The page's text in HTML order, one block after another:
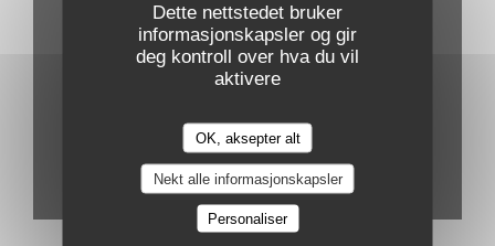
Dette nettstedet bruker
informasjonskapsler og gir
deg kontroll over hva du vil
aktivere
OK, aksepter alt
Nekt alle informasjonskapsler
Personaliser